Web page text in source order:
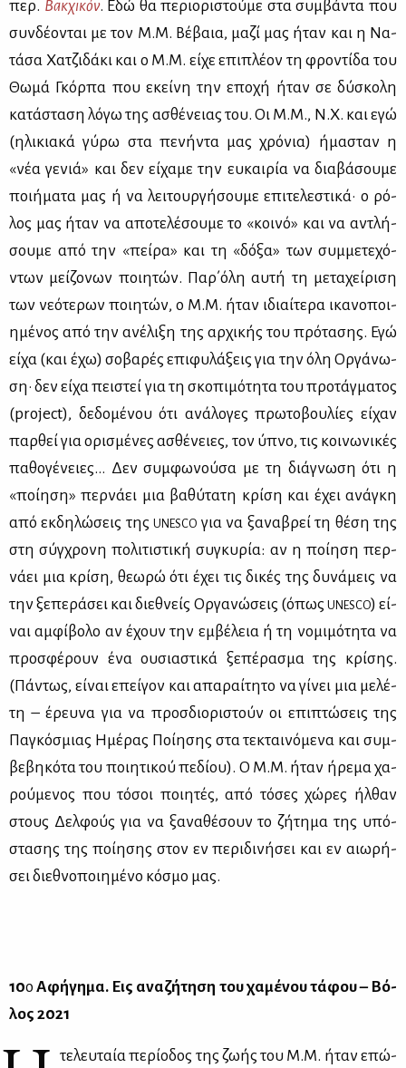
περ. Βακ­χι­κόν. Εδώ θα πε­ριο­ρι­στού­με στα συμ­βά­ντα που
συν­δέ­ο­νται με τον Μ.Μ. Βέ­βαια, μα­ζί μας ήταν και η Να­
τά­σα Χα­τζι­δά­κι και ο Μ.Μ. εί­χε επι­πλέ­ον τη φρο­ντί­δα του
Θω­μά Γκόρ­πα που εκεί­νη την επο­χή ήταν σε δύ­σκο­λη
κα­τά­στα­ση λό­γω της ασθέ­νειας του. Οι Μ.Μ., Ν.Χ. και εγώ
(ηλι­κια­κά γύ­ρω στα πε­νή­ντα μας χρό­νια) ήμα­σταν η
«νέα γε­νιά» και δεν εί­χα­με την ευ­και­ρία να δια­βά­σου­με
ποι­ή­μα­τα μας ή να λει­τουρ­γή­σου­με επι­τε­λε­στι­κά· ο ρό­
λος μας ήταν να απο­τε­λέ­σου­με το «κοι­νό» και να αντλή­
σου­με από την «πεί­ρα» και τη «δό­ξα» των συμ­με­τε­χό­
ντων μεί­ζο­νων ποι­η­τών. Παρ΄όλη αυ­τή τη με­τα­χεί­ρι­ση
των νε­ό­τε­ρων ποι­η­τών, ο Μ.Μ. ήταν ιδιαί­τε­ρα ικα­νο­ποι­
η­μέ­νος από την ανέ­λι­ξη της αρ­χι­κής του πρό­τα­σης. Εγώ
εί­χα (και έχω) σο­βα­ρές επι­φυ­λά­ξεις για την όλη Ορ­γά­νω­
ση· δεν εί­χα πει­στεί για τη σκο­πι­μό­τη­τα του προ­τάγ­μα­τος
(project), δε­δο­μέ­νου ότι ανά­λο­γες πρω­το­βου­λί­ες εί­χαν
παρ­θεί για ορι­σμέ­νες ασθέ­νειες, τον ύπνο, τις κοι­νω­νι­κές
πα­θο­γέ­νειες… Δεν συμ­φω­νού­σα με τη διά­γνω­ση ότι η
«ποί­η­ση» περ­νά­ει μια βα­θύ­τα­τη κρί­ση και έχει ανά­γκη
από εκ­δη­λώ­σεις τηςUNESCO για να ξα­να­βρεί τη θέ­ση της
στη σύγ­χρο­νη πο­λι­τι­στι­κή συ­γκυ­ρία: αν η ποί­η­ση περ­
νά­ει μια κρί­ση, θε­ω­ρώ ότι έχει τις δι­κές της δυ­νά­μεις να
την ξε­πε­ρά­σει και διε­θνείς Ορ­γα­νώ­σεις (όπως UNESCO) εί­
ναι αμ­φί­βο­λο αν έχουν την εμ­βέ­λεια ή τη νο­μι­μό­τη­τα να
προ­σφέ­ρουν ένα ου­σια­στι­κά ξε­πέ­ρα­σμα της κρί­σης.
(Πά­ντως, εί­ναι επεί­γον και απα­ραί­τη­το να γί­νει μια με­λέ­
τη – έρευ­να για να προσ­διο­ρι­στούν οι επι­πτώ­σεις της
Πα­γκό­σμιας Ημέ­ρας Ποί­η­σης στα τε­κται­νό­με­να και συμ­
βε­βη­κό­τα του ποι­η­τι­κού πε­δί­ου). Ο Μ.Μ. ήταν ήρε­μα χα­
ρού­με­νος που τό­σοι ποι­η­τές, από τό­σες χώ­ρες ήλ­θαν
στους Δελ­φούς για να ξα­να­θέ­σουν το ζή­τη­μα της υπό­
στα­σης της ποί­η­σης στον εν πε­ρι­δι­νή­σει και εν αιω­ρή­
σει διε­θνο­ποι­η­μέ­νο κό­σμο μας.
10οΑφή­γη­μα. Εις ανα­ζή­τη­ση του χα­μέ­νου τά­φου – Βό­
λος 2021
τε­λευ­ταία πε­ρί­ο­δος της ζω­ής του Μ.Μ. ήταν επώ­